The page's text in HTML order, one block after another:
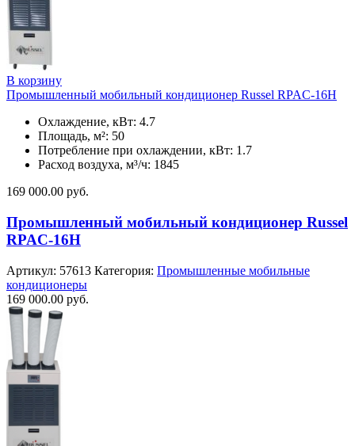
В корзину
Промышленный мобильный кондиционер Russel RPAC-16H
Охлаждение, кВт: 4.7
Площадь, м²: 50
Потребление при охлаждении, кВт: 1.7
Расход воздуха, м³/ч: 1845
169 000.00 руб.
Промышленный мобильный кондиционер Russel
RPAC-16H
Артикул: 57613 Категория: Промышленные мобильные
кондиционеры
169 000.00 руб.